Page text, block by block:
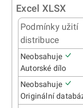
Excel XLSX
Podmínky užití
distribuce
Neobsahuje
Autorské dílo
Neobsahuje
Originální